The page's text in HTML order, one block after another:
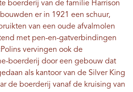
boerderij van de familie Harrison
er in 1921 een schuur,
van een oude afvalmolen
met pen-en-gatverbindingen
vervingen ook de
boerderij door een gebouw dat
als kantoor van de Silver King
de boerderij vanaf de kruising van